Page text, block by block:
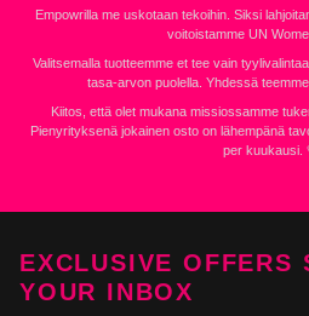
Empowrilla me uskotaan tekoihin. Siksi
voitoistamme UN
Valitsemalla tuotteemme et tee vain
tasa-arvon puolella. Yhdessä
Kiitos, että olet mukana missiossamme
Pienyrityksenä jokainen osto on lähempänä
per kuukausi.
EXCLUSIVE OFFERS
YOUR INBOX